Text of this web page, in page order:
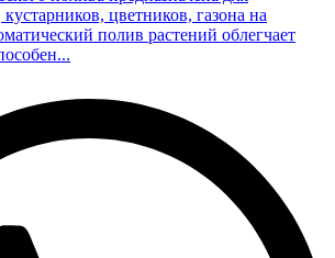
цветников, газона на
полив растений облегчает